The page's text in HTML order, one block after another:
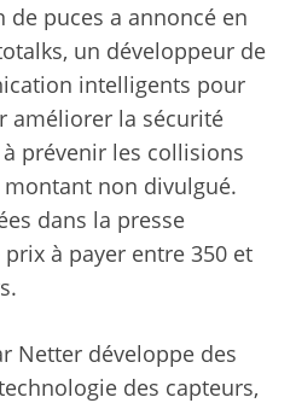
puces a annoncé en
un développeur de
intelligents pour
améliorer la sécurité
prévenir les collisions
non divulgué.
dans la presse
à payer entre 350 et
Netter développe des
des capteurs,